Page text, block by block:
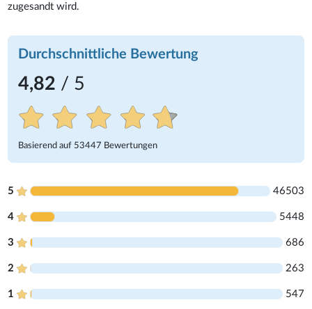
zugesandt wird.
Durchschnittliche Bewertung
4,82 / 5
Basierend auf 53447 Bewertungen
5 46503
4 5448
3 686
2 263
1 547